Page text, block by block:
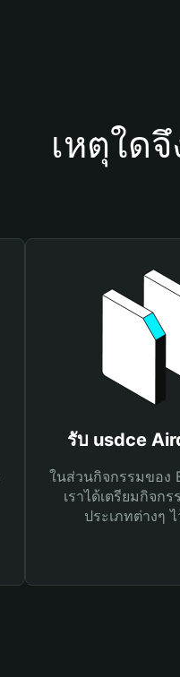
เหตุใด
รับ usdce
ในส่วนกิจกรรมของ
เราได้เตรียมกิจก
ประเภทต่างๆ